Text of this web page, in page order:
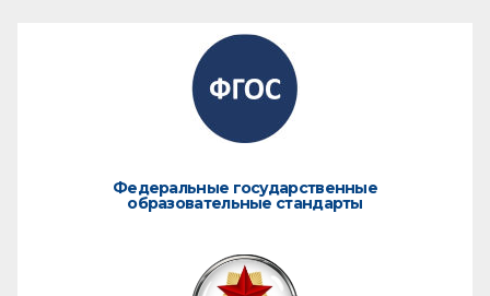
Федеральные государственные
образовательные стандарты